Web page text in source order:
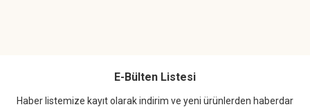
E-Bülten Listesi
Haber listemize kayıt olarak indirim ve yeni ürünlerden haberdar